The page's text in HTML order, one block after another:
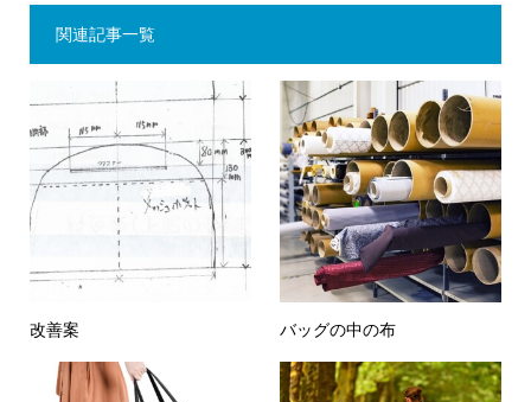
関連記事一覧
改善案 バッグの中の布